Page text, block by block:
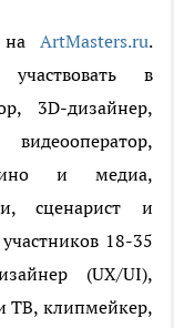
на ArtMasters.ru.
в
3D-дизайнер,
кино и медиа,
сценарист и
18-35
(UX/UI),
ТВ, клипмейкер,